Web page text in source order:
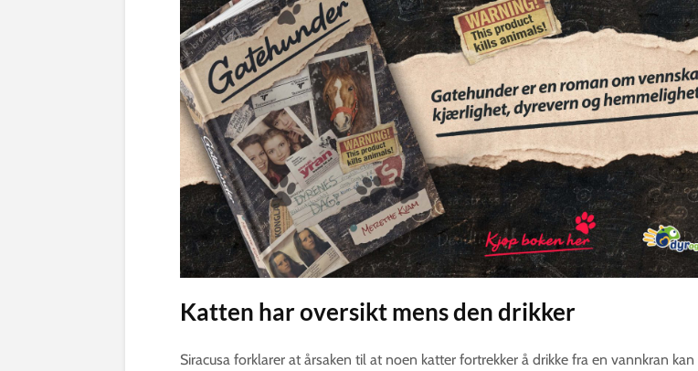
Katten har oversikt mens den drikker
Siracusa forklarer at årsaken til at noen katter fortrekker å drikke fra en vannkran